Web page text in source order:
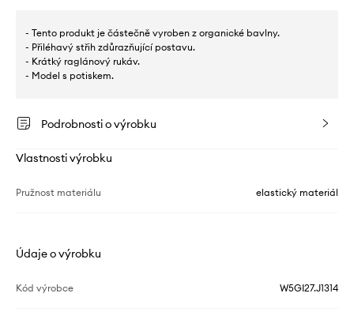
- Tento produkt je částečně vyroben z organické bavlny.
- Přiléhavý střih zdůrazňující postavu.
- Krátký raglánový rukáv.
- Model s potiskem.
Podrobnosti o výrobku
Vlastnosti výrobku
Pružnost materiálu elastický materiál
Údaje o výrobku
Kód výrobce W5GI27.J1314